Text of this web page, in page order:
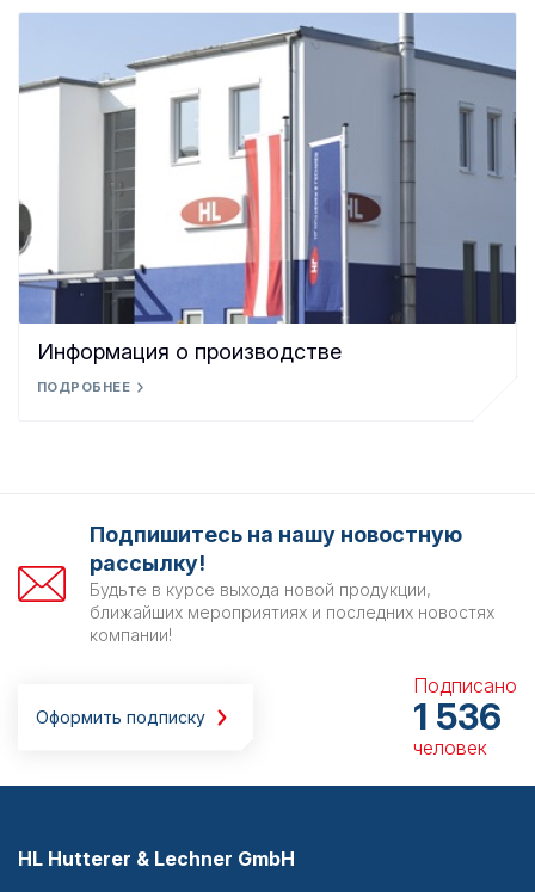
Информация о производстве
ПОДРОБНЕЕ
Подпишитесь на нашу новостную
рассылку!
Будьте в курсе выхода новой продукции,
ближайших мероприятиях и последних новостях
компании!
Оформить подписку
Подписано
1 536
человек
HL Hutterer & Lechner GmbH